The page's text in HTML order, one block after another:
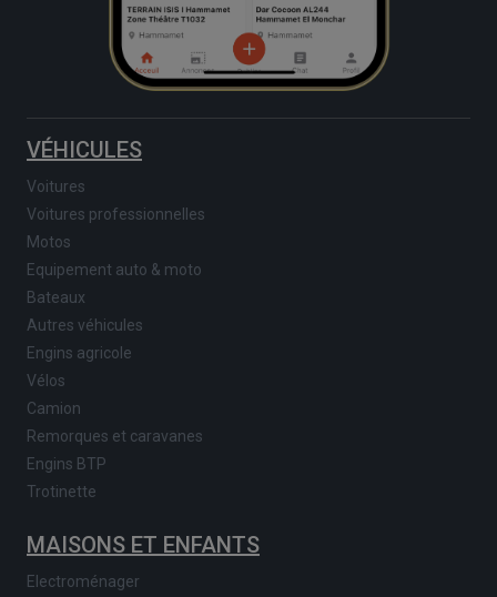
VÉHICULES
Voitures
Voitures professionnelles
Motos
Equipement auto & moto
Bateaux
Autres véhicules
Engins agricole
Vélos
Camion
Remorques et caravanes
Engins BTP
Trotinette
MAISONS ET ENFANTS
Electroménager